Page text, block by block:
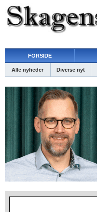
FORSIDE
Alle nyheder Diverse nyt